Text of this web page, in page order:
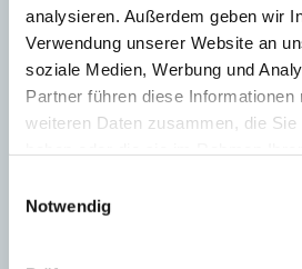
analysieren. Außerdem geben wir
Verwendung unserer Website an
soziale Medien, Werbung und
Partner führen diese
weiteren Daten zusammen, die Sie
Notwendig
.… wir uns mit den
Unternehmen vernetzen
Stadt bewegen.